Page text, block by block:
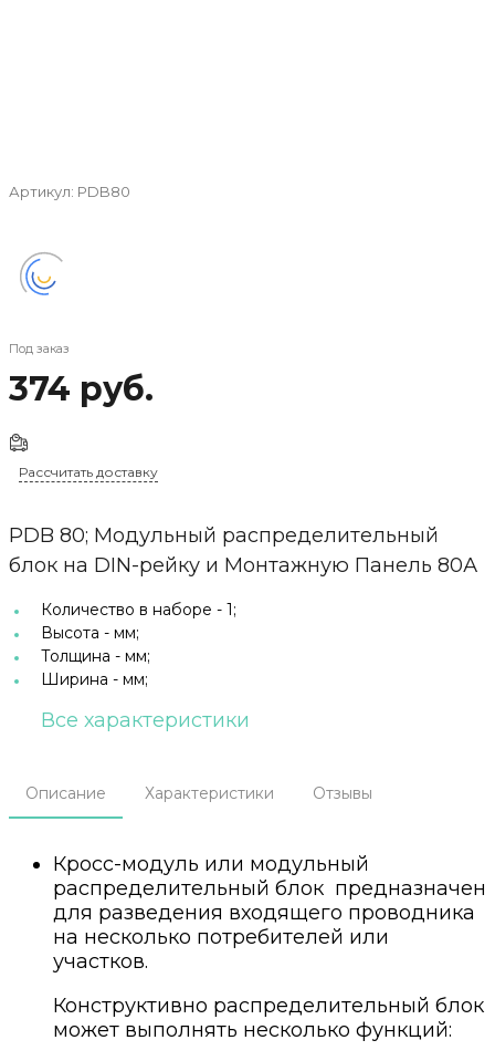
Артикул: PDB80
Под заказ
374 руб.
Рассчитать доставку
PDB 80; Модульный распределительный
блок на DIN-рейку и Монтажную Панель 80А
Количество в наборе - 1;
Высота - мм;
Толщина - мм;
Ширина - мм;
Все характеристики
Описание Характеристики Отзывы
Кросс-модуль или модульный
распределительный блок предназначен
для разведения входящего проводника
на несколько потребителей или
участков.
Конструктивно распределительный блок
может выполнять несколько функций: